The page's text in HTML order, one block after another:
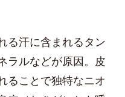
る汗に含まれるタン
ラルなどが原因。皮
ることで独特なニオ